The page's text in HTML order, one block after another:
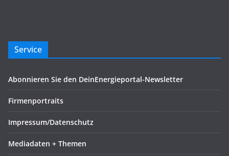
Service
Abonnieren Sie den DeinEnergieportal-Newsletter
Firmenportraits
Impressum/Datenschutz
Mediadaten + Themen